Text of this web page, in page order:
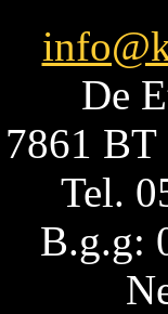
De
7861 BT
Tel.
B.g.g: